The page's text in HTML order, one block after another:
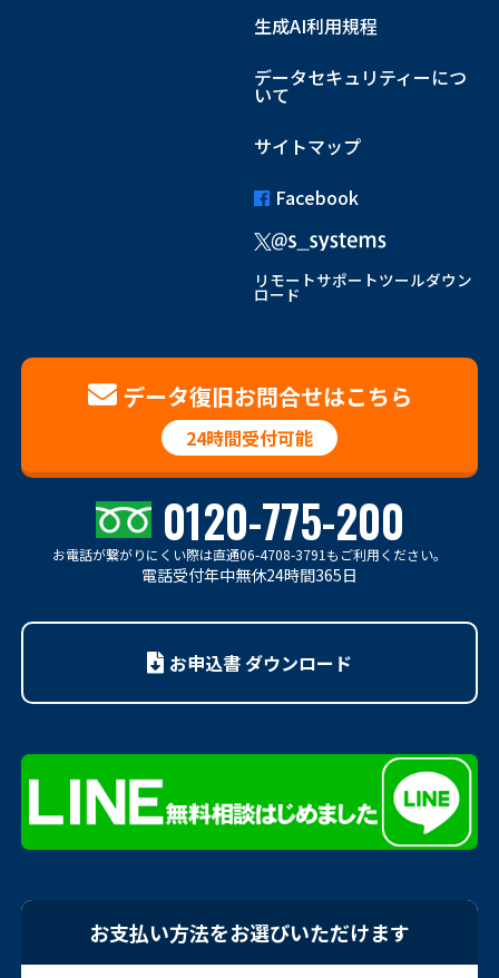
生成AI利用規程
データセキュリティーにつ
いて
サイトマップ
Facebook
リモートサポートツールダウン
ロード
データ復旧お問合せはこちら
24時間受付可能
0120-775-200
お電話が繋がりにくい際は直通06-4708-3791もご利用ください。
電話受付年中無休24時間365日
お申込書 ダウンロード
お支払い方法をお選びいただけます